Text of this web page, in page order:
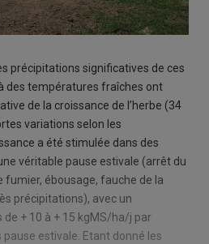
précipitations significatives de ces
des températures fraîches ont
de la croissance de l’herbe (34
variations selon les
a été stimulée dans des
véritable pause estivale (arrêt du
fumier, ébousage, fauche de la
précipitations), avec un
+ 10 à + 15 kgMS/ha/j par
estivale. Etant donné les